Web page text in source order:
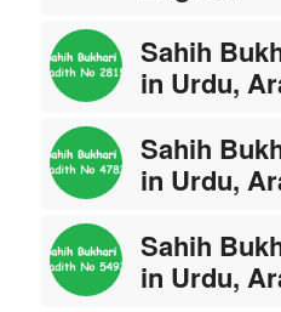
Sahih
in Urdu,
Sahih
in Urdu,
Sahih
in Urdu,